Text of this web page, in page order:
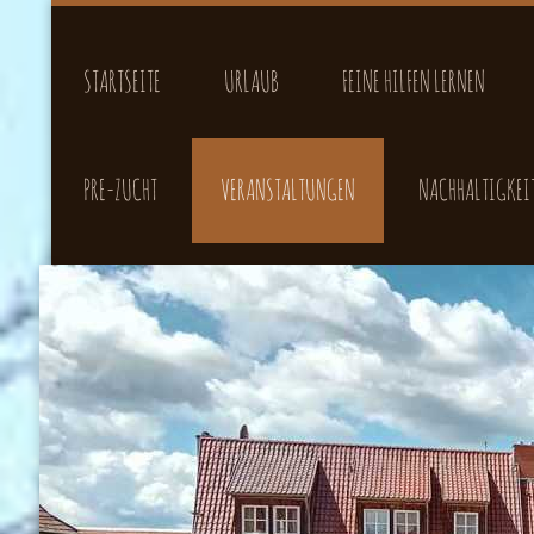
STARTSEITE URLAUB FEINE HILFEN LERNEN
PRE-ZUCHT VERANSTALTUNGEN